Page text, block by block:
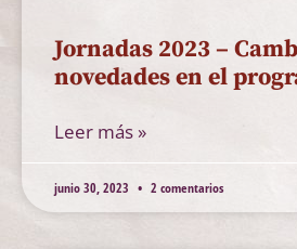
Jornadas 2023 –
novedades en el
Leer más »
junio 30, 2023 2 comentarios